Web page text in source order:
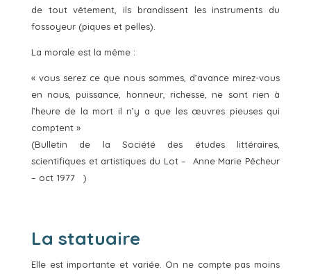
de tout vêtement, ils brandissent les instruments du
fossoyeur (piques et pelles).
La morale est la même :
« vous serez ce que nous sommes, d’avance mirez-vous
en nous, puissance, honneur, richesse, ne sont rien à
l’heure de la mort il n’y a que les œuvres pieuses qui
comptent »
(Bulletin de la Société des études littéraires,
scientifiques et artistiques du Lot – Anne Marie Pêcheur
– oct 1977 )
La statuaire
Elle est importante et variée. On ne compte pas moins